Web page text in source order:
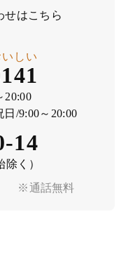
せはこちら
※通話無料
いしい
20:00
日/9:00～20:00
14
く）